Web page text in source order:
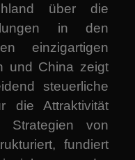
über die
in den
einzigartigen
und China zeigt
steuerliche
die Attraktivität
von
fundiert